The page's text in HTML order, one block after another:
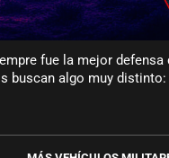
fue la mejor defensa
buscan algo muy